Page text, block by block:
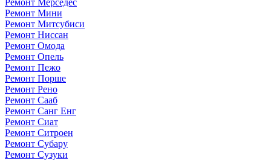
Ремонт Мерседес
Ремонт Мини
Ремонт Митсубиси
Ремонт Ниссан
Ремонт Омода
Ремонт Опель
Ремонт Пежо
Ремонт Порше
Ремонт Рено
Ремонт Сааб
Ремонт Санг Енг
Ремонт Сиат
Ремонт Ситроен
Ремонт Субару
Ремонт Сузуки